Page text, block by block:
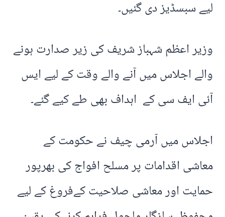
لیے سبسڈیز دی گئیں۔
وزیر اعظم شہباز شریف کی زیر صدارت ہونے
والے اجلاس میں آنے والے وقت کے لیے ایس
آئی ایف سی کے اہداف بھی طے کیے گئے۔
اجلاس میں آرمی چیف نے حکومت کے
معاشی اقدامات پر مسلح افواج کی بھرپور
حمایت اور معاشی صلاحیت کےفروغ کے لیے